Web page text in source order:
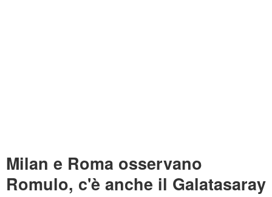
Milan e Roma osservano
Romulo, c'è anche il Galatasaray